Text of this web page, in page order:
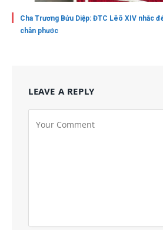
Cha Trương Bửu Diệp: ĐTC Lêô XIV nhắc
chân phước
LEAVE A REPLY